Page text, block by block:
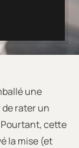
une
rater un
cette
la mise (et